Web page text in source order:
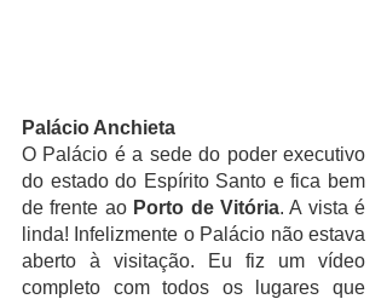
Palácio Anchieta
O Palácio é a sede do poder executivo
do estado do Espírito Santo e fica bem
de frente ao Porto de Vitória. A vista é
linda! Infelizmente o Palácio não estava
aberto à visitação. Eu fiz um vídeo
completo com todos os lugares que